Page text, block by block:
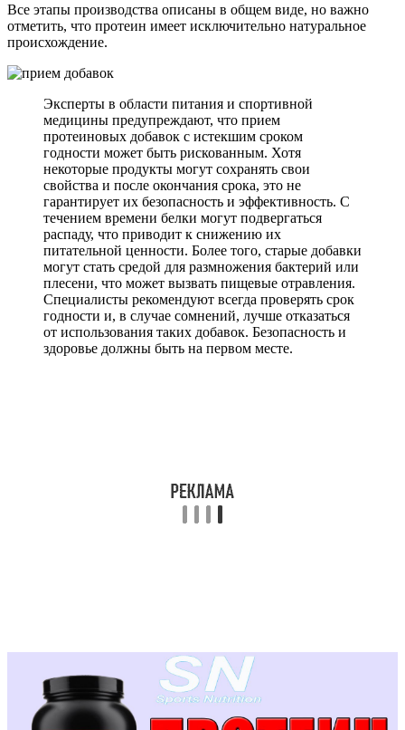
Все этапы производства описаны в общем виде, но важно
отметить, что протеин имеет исключительно натуральное
происхождение.
Эксперты в области питания и спортивной
медицины предупреждают, что прием
протеиновых добавок с истекшим сроком
годности может быть рискованным. Хотя
некоторые продукты могут сохранять свои
свойства и после окончания срока, это не
гарантирует их безопасность и эффективность. С
течением времени белки могут подвергаться
распаду, что приводит к снижению их
питательной ценности. Более того, старые добавки
могут стать средой для размножения бактерий или
плесени, что может вызвать пищевые отравления.
Специалисты рекомендуют всегда проверять срок
годности и, в случае сомнений, лучше отказаться
от использования таких добавок. Безопасность и
здоровье должны быть на первом месте.